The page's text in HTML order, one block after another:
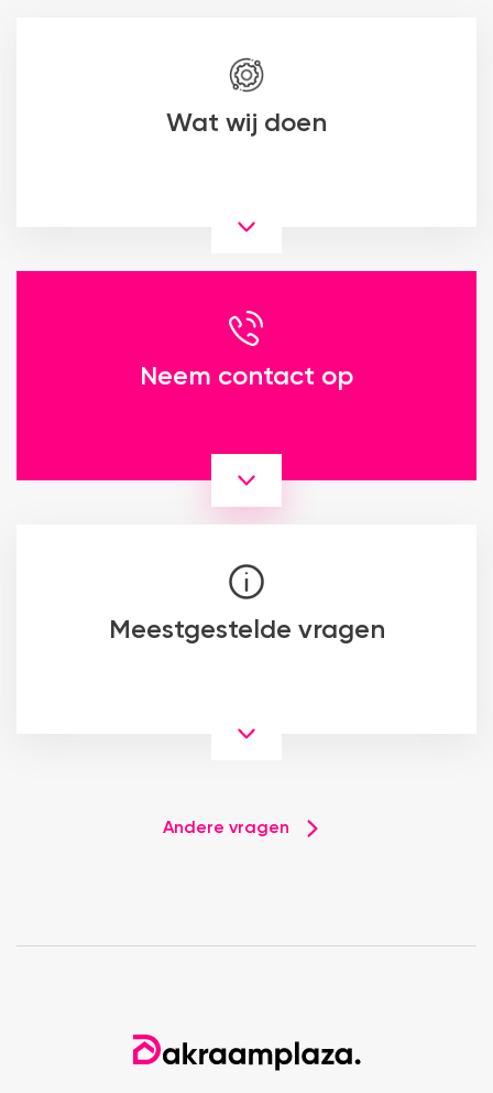
Wat wij doen
Neem contact op
Meestgestelde vragen
Andere vragen